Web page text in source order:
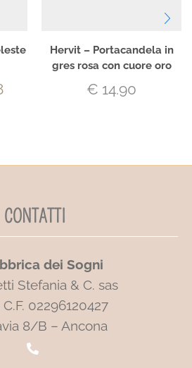
Hervit – Portacandela in
gres rosa con cuore oro
€ 14.90
CONTATTI
dei Sogni
Stefania & C. sas
C.F. 02296120427
8/B – Ancona